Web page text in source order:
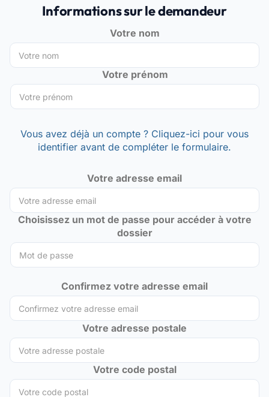
Informations sur le demandeur
Votre nom
Votre prénom
Vous avez déjà un compte ? Cliquez-ici pour vous
identifier avant de compléter le formulaire.
Votre adresse email
Choisissez un mot de passe pour accéder à votre
dossier
Confirmez votre adresse email
Votre adresse postale
Votre code postal